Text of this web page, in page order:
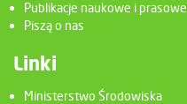
Publikacje naukowe i prasowe
Piszą o nas
Linki
Ministerstwo Środowiska